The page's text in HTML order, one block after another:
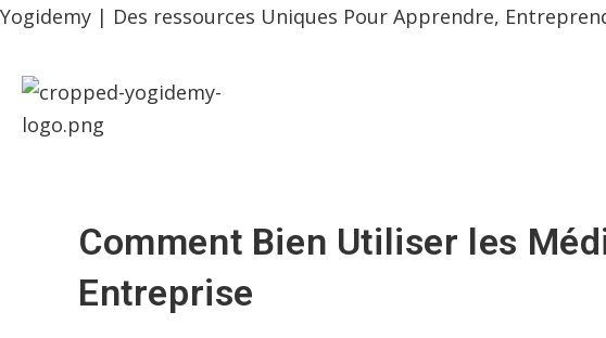
Yogidemy | Des ressources Uniques Pour Apprendre,
Comment Bien Utiliser les
Entreprise